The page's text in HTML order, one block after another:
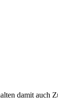
damit auch